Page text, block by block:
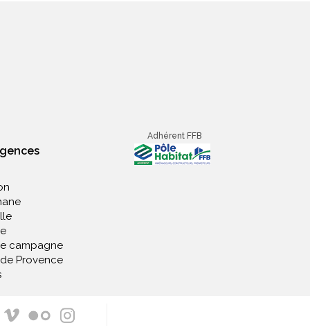
campagne
Provence
Adhérent FFB